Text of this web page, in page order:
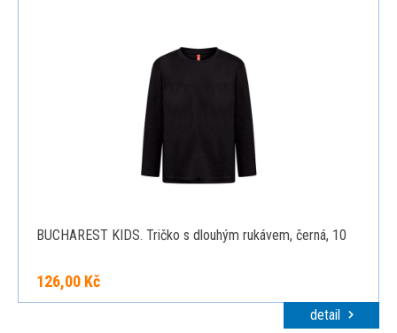
BUCHAREST KIDS. Tričko s dlouhým rukávem, černá, 10
126,00 Kč
detail